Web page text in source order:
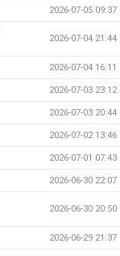
2026-07-05 09:37
2026-07-04 21:44
2026-07-04 16:11
2026-07-03 23:12
2026-07-03 20:44
2026-07-02 13:46
2026-07-01 07:43
2026-06-30 22:07
2026-06-30 20:50
2026-06-29 21:37